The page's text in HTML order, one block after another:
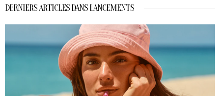
DERNIERS ARTICLES DANS LANCEMENTS